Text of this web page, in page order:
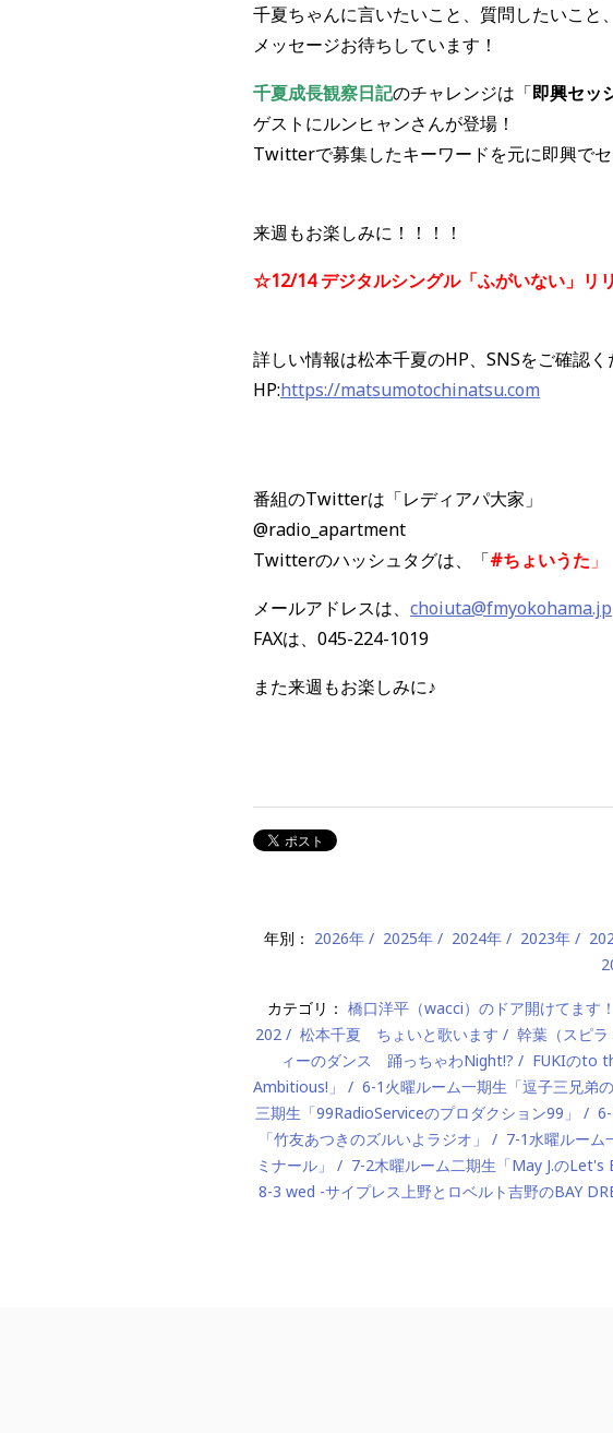
千夏ちゃんに言いたいこと、質問したいこと
メッセージお待ちしています！
千夏成長観察日記のチャレンジは「即興セッ
ゲストにルンヒャンさんが登場！
Twitterで募集したキーワードを元に即興でセ
来週もお楽しみに！！！！
☆12/14 デジタルシングル「ふがいない」リ
詳しい情報は松本千夏のHP、SNSをご確認く
HP:https://matsumotochinatsu.com
番組のTwitterは「レディアパ大家」
@radio_apartment
Twitterのハッシュタグは、「#ちょいうた 」
メールアドレスは、 choiuta@fmyokohama.jp
FAXは、 045-224-1019
また来週もお楽しみに♪
年別： 2026年 2025年 2024年 2023年
カテゴリ： 橋口洋平（wacci）のドア開けてます！
202
松本千夏 ちょいと歌います 幹葉（スピ
ィーのダンス 踊っちゃわNight!?
FUKIのto
Ambitious!」
6-1火曜ルーム一期生「逗子三兄弟
三期生「99RadioServiceのプロダクション99」
「竹友あつきのズルいよラジオ」
7-1水曜ルーム
ミナール」
7-2木曜ルーム二期生「May J.のLet's
8-3 wed -サイプレス上野とロベルト吉野のBAY